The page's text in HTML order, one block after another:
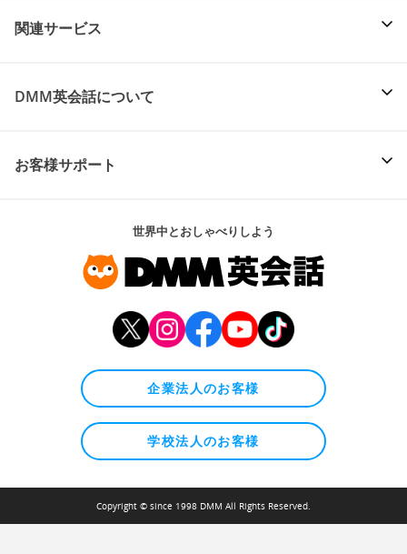
関連サービス
DMM英会話について
お客様サポート
世界中とおしゃべりしよう
企業法人のお客様
学校法人のお客様
Copyright © since 1998 DMM All Rights Reserved.